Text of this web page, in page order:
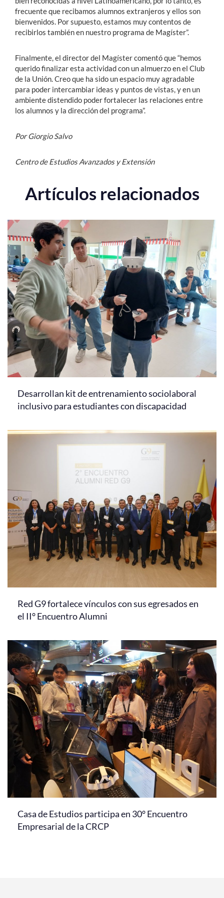
frecuente que recibamos alumnos extranjeros y ellos son
bienvenidos. Por supuesto, estamos muy contentos de
recibirlos también en nuestro programa de Magíster”.
Finalmente, el director del Magíster comentó que “hemos
querido finalizar esta actividad con un almuerzo en el Club
de la Unión. Creo que ha sido un espacio muy agradable
para poder intercambiar ideas y puntos de vistas, y en un
ambiente distendido poder fortalecer las relaciones entre
los alumnos y la dirección del programa”.
Por Giorgio Salvo
Centro de Estudios Avanzados y Extensión
Artículos relacionados
Desarrollan kit de entrenamiento sociolaboral
inclusivo para estudiantes con discapacidad
Red G9 fortalece vínculos con sus egresados en
el II° Encuentro Alumni
Casa de Estudios participa en 30° Encuentro
Empresarial de la CRCP